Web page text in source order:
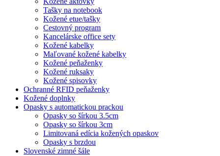
Tašky na notebook
Kožené etue/tašky
Cestovný program
Kancelárske office sety
Kožené kabelky
Maľované kožené kabelky
Kožené peňaženky
Kožené ruksaky
Kožené spisovky
Ochranné RFID peňaženky
Kožené doplnky
Opasky s automatickou prackou
Opasky so šírkou 3.5cm
Opasky so šírkou 3cm
Limitovaná edícia kožených opaskov
Opasky s brzdou
Slovenské zimné šále